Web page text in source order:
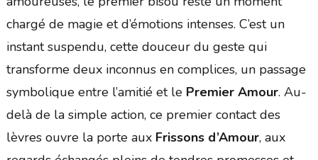
chargé de magie et d’émotions intenses. C’est un
instant suspendu, cette douceur du geste qui
transforme deux inconnus en complices, un passage
symbolique entre l’amitié et le Premier Amour. Au-
delà de la simple action, ce premier contact des
lèvres ouvre la porte aux Frissons d’Amour, aux